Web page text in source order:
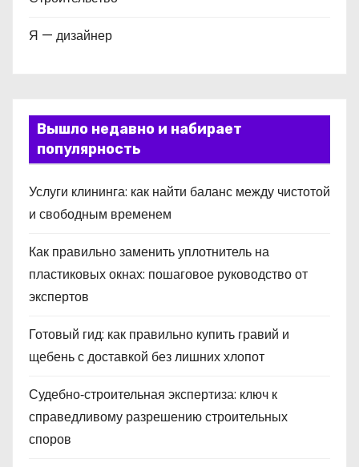
Я — дизайнер
Вышло недавно и набирает
популярность
Услуги клининга: как найти баланс между чистотой
и свободным временем
Как правильно заменить уплотнитель на
пластиковых окнах: пошаговое руководство от
экспертов
Готовый гид: как правильно купить гравий и
щебень с доставкой без лишних хлопот
Судебно‑строительная экспертиза: ключ к
справедливому разрешению строительных
споров